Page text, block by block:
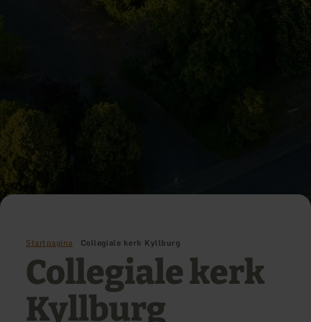
Startpagina Collegiale kerk Kyllburg
Collegiale kerk
Kyllburg